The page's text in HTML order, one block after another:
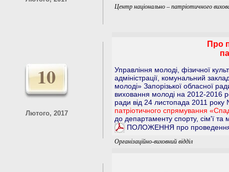
Центр національно – патріотичного
10
Лютого, 2017
Про
Управління молоді, фізичної
адміністрації, комунальний
молоді» Запорізької обласної
виховання молоді на 2012-2016
ради від 24 листопада 2011
патріотичного спрямування
до департаменту спорту, сім'ї та
ПОЛОЖЕННЯ про проведення
Організаційно-виховний відділ